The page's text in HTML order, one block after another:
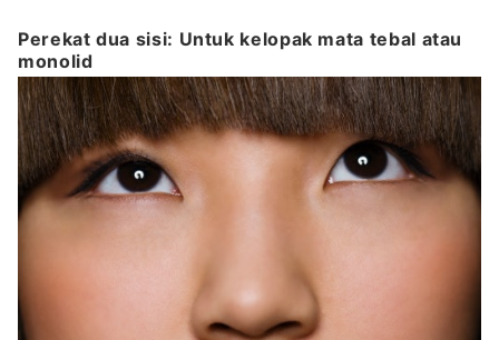
Perekat dua sisi: Untuk kelopak mata tebal atau
monolid